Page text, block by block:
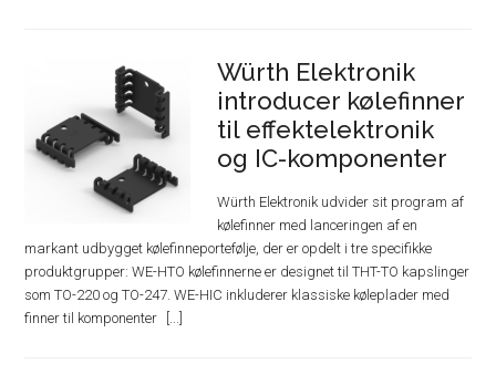
Würth Elektronik
introducer kølefinner
til effektelektronik
og IC-komponenter
Würth Elektronik udvider sit program af
kølefinner med lanceringen af en
markant udbygget kølefinneportefølje, der er opdelt i tre specifikke
produktgrupper: WE-HTO kølefinnerne er designet til THT-TO kapslinger
som TO-220 og TO-247. WE-HIC inkluderer klassiske køleplader med
finner til komponenter